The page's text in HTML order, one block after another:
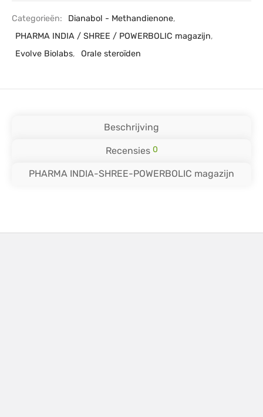
Categorieën: Dianabol - Methandienone,
PHARMA INDIA / SHREE / POWERBOLIC magazijn,
Evolve Biolabs, Orale steroïden
Beschrijving
Recensies 0
PHARMA INDIA-SHREE-POWERBOLIC magazijn